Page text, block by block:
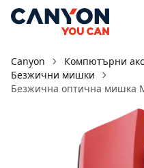
Canyon Компютърни
Безжични мишки
Безжична оптична мишка